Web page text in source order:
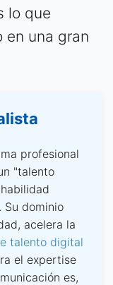
lo que
en una gran
profesional
"talento
dominio
acelera la
talento digital
el expertise
es,